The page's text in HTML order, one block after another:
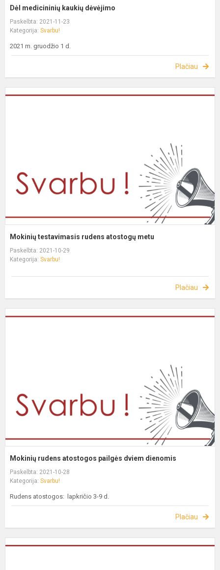
Dėl medicininių kaukių dėvėjimo
Paskelbta: 2021-11-23
Kategorija: Svarbu!
2021 m. gruodžio 1 d.
Plačiau
Mokinių testavimasis rudens atostogų metu
Paskelbta: 2021-10-29
Kategorija: Svarbu!
Plačiau
Mokinių rudens atostogos pailgės dviem dienomis
Paskelbta: 2021-10-28
Kategorija: Svarbu!
Rudens atostogos: lapkričio 3-9 d.
Plačiau